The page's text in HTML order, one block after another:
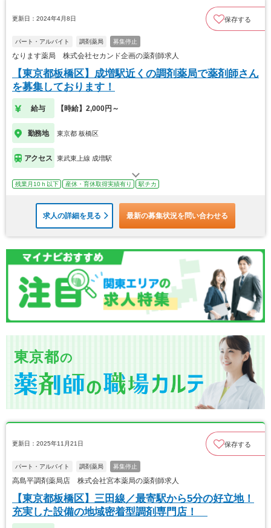
更新日：2024年4月8日 保存する
パート・アルバイト 調剤薬局 募集停止
なります薬局 株式会社セカンド企画の薬剤師求人
【東京都板橋区】成増駅近くの調剤薬局で薬剤師さん
を募集しております！
給与 【時給】2,000円～
勤務地 東京都 板橋区
アクセス 東武東上線 成増駅
残業月10ｈ以下 産休・育休取得実績有り 駅チカ
求人の詳細を見る 最新の募集状況を問い合わせる
東京都の
更新日：2025年11月21日 保存する
パート・アルバイト 調剤薬局 募集停止
高島平調剤薬局店 株式会社宮本薬局の薬剤師求人
【東京都板橋区】三田線／最寄駅から5分の好立地！
充実した設備の地域密着型調剤専門店！